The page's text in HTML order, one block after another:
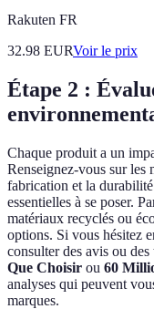
Rakuten FR
32.98 EURVoir le prix
Étape 2 :
Chaque produit a un
Renseignez-vous sur les
fabrication et la
essentielles à se poser.
matériaux recyclés ou
options. Si vous hésitez
consulter des avis ou
Que Choisir ou 60
analyses qui peuvent
marques.